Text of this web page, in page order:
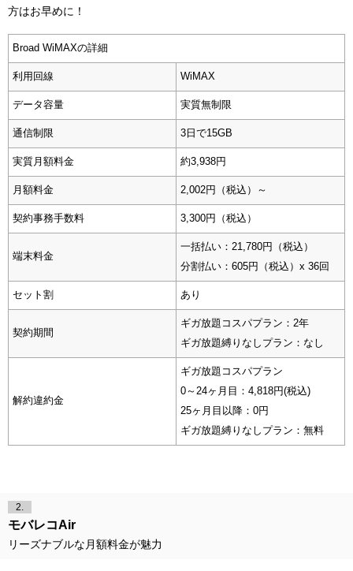
方はお早めに！
Broad WiMAXの詳細
利用回線 WiMAX
データ容量 実質無制限
通信制限 3日で15GB
実質月額料金 約3,938円
月額料金 2,002円（税込）～
契約事務手数料 3,300円（税込）
端末料金
一括払い：21,780円（税込）
分割払い：605円（税込）x 36回
セット割 あり
契約期間
ギガ放題コスパプラン：2年
ギガ放題縛りなしプラン：なし
解約違約金
ギガ放題コスパプラン
0～24ヶ月目：4,818円(税込)
25ヶ月目以降：0円
ギガ放題縛りなしプラン：無料
2.
モバレコAir
リーズナブルな月額料金が魅力